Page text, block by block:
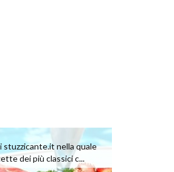
stuzzicante.it nella quale
dei più classici c...